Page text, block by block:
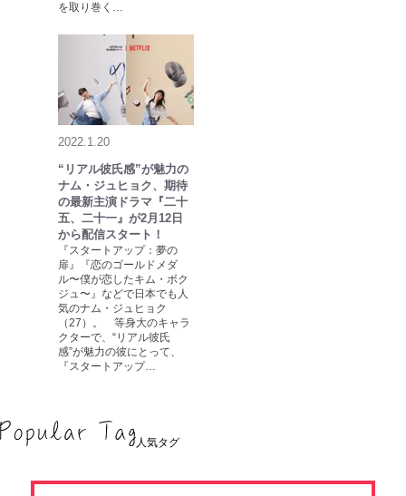
を取り巻く…
2022.1.20
“リアル彼氏感”が魅力の
ナム・ジュヒョク、期待
の最新主演ドラマ『二十
五、二十一』が2月12日
から配信スタート！
『スタートアップ：夢の
扉』『恋のゴールドメダ
ル〜僕が恋したキム・ボク
ジュ〜』などで日本でも人
気のナム・ジュヒョク
（27）。 等身大のキャラ
クターで、“リアル彼氏
感”が魅力の彼にとって、
『スタートアップ…
人気タグ